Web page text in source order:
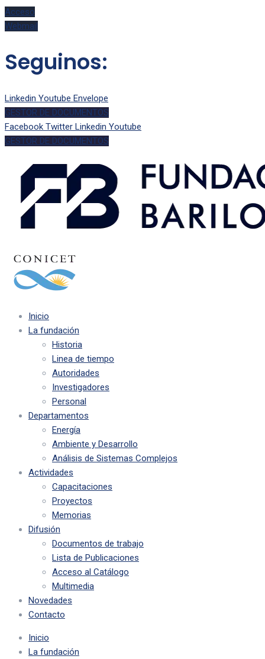
Acceso
Webmail
Seguinos:
Linkedin Youtube Envelope
GESTOR DE DOCUMENTOS
Facebook Twitter Linkedin Youtube
GESTOR DE DOCUMENTOS
Inicio
La fundación
Historia
Linea de tiempo
Autoridades
Investigadores
Personal
Departamentos
Energía
Ambiente y Desarrollo
Análisis de Sistemas Complejos
Actividades
Capacitaciones
Proyectos
Memorias
Difusión
Documentos de trabajo
Lista de Publicaciones
Acceso al Catálogo
Multimedia
Novedades
Contacto
Inicio
La fundación